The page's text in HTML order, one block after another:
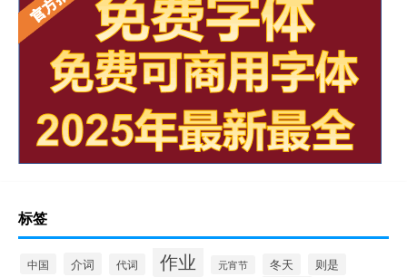
标签
中国 介词 代词 作业 元宵节 冬天
则是